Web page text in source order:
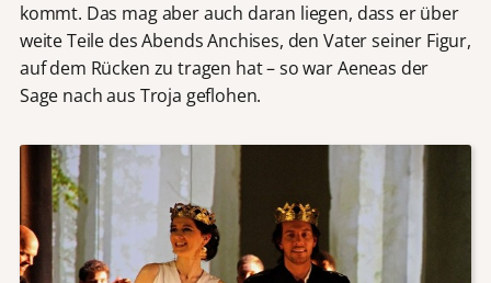
kommt. Das mag aber auch daran liegen, dass er über
weite Teile des Abends Anchises, den Vater seiner Figur,
auf dem Rücken zu tragen hat – so war Aeneas der
Sage nach aus Troja geflohen.